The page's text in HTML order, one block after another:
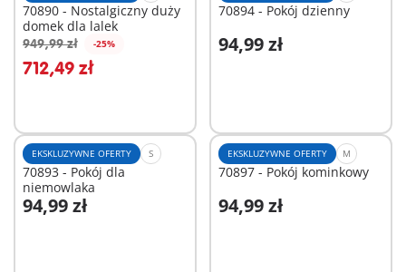
70890 - Nostalgiczny duży
domek dla lalek
949,99 zł -25%
712,49 zł
Dodaj do koszyka
70894 - Pokój dzienny
94,99 zł
Dodaj do koszyka
EKSKLUZYWNE OFERTY S
70893 - Pokój dla
niemowlaka
94,99 zł
Dodaj do koszyka
EKSKLUZYWNE OFERTY M
70897 - Pokój kominkowy
94,99 zł